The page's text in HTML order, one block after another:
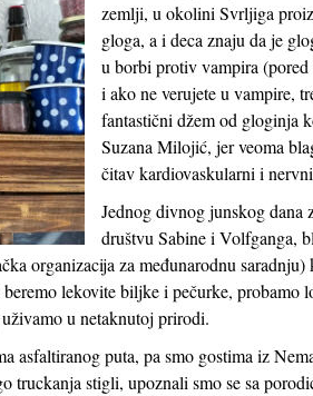
zemlji, u okolini Svrljiga
gloga, a i deca znaju da je
u borbi protiv vampira
i ako ne verujete u vampire,
fantastični džem od gloginja
Suzana Milojić, jer veoma
čitav kardiovaskularni i
Jednog divnog junskog dana
društvu Sabine i Volfganga,
organizacija za međunarodnu saradnju)
lekovite biljke i pečurke, probamo
u netaknutoj prirodi.
asfaltiranog puta, pa smo gostima iz
truckanja stigli, upoznali smo se sa